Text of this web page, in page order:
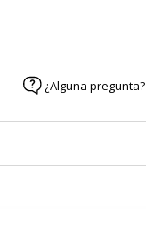
¿Alguna pregunta?